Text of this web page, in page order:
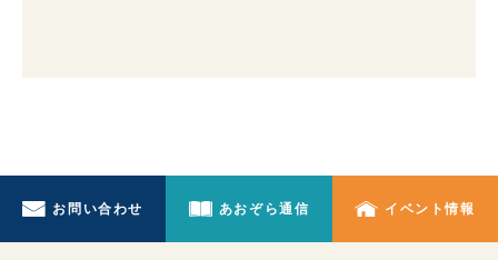
お問い合わせ あおぞら通信 イベント情報